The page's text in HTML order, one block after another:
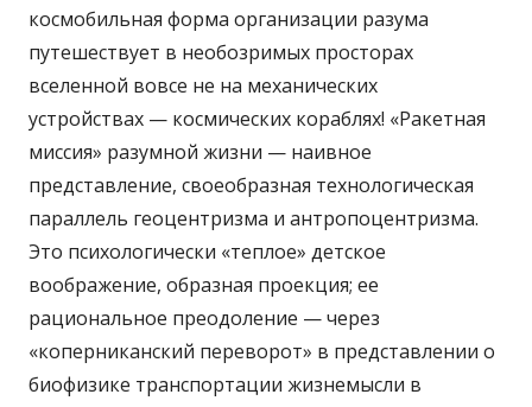
космобильная форма организации разума
путешествует в необозримых просторах
вселенной вовсе не на механических
устройствах — космических кораблях! «Ракетная
миссия» разумной жизни — наивное
представление, своеобразная технологическая
параллель геоцентризма и антропоцентризма.
Это психологически «теплое» детское
воображение, образная проекция; ее
рациональное преодоление — через
«коперниканский переворот» в представлении о
биофизике транспортации жизнемысли в